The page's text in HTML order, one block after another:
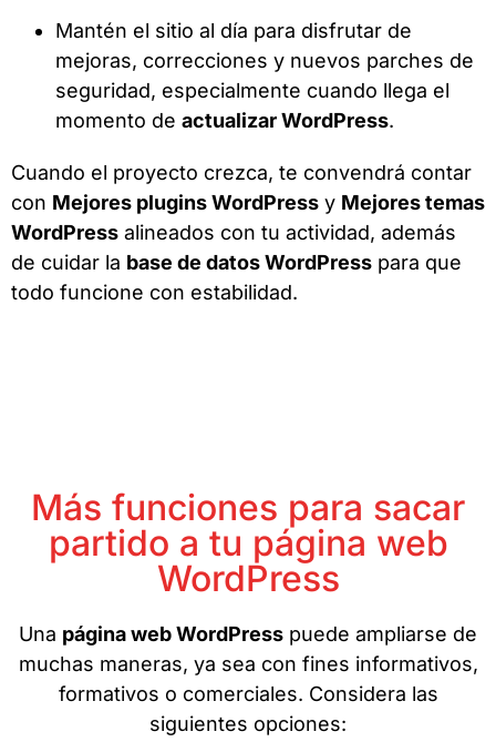
Mantén el sitio al día para disfrutar de
mejoras, correcciones y nuevos parches de
seguridad, especialmente cuando llega el
momento de actualizar WordPress.
Cuando el proyecto crezca, te convendrá contar
con Mejores plugins WordPress y Mejores temas
WordPress alineados con tu actividad, además
de cuidar la base de datos WordPress para que
todo funcione con estabilidad.
Más funciones para sacar
partido a tu página web
WordPress
Una página web WordPress puede ampliarse de
muchas maneras, ya sea con fines informativos,
formativos o comerciales. Considera las
siguientes opciones: